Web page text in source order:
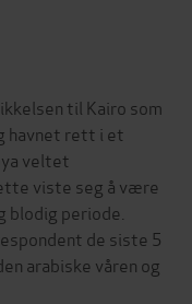
til Kairo som
havnet rett i et
veltet
viste seg å være
blodig periode.
de siste 5
arabiske våren og